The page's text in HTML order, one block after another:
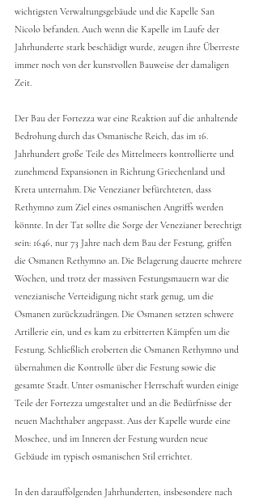
wichtigsten Verwaltungsgebäude und die Kapelle San
Nicolo befanden. Auch wenn die Kapelle im Laufe der
Jahrhunderte stark beschädigt wurde, zeugen ihre Überreste
immer noch von der kunstvollen Bauweise der damaligen
Zeit.
Der Bau der Fortezza war eine Reaktion auf die anhaltende
Bedrohung durch das Osmanische Reich, das im 16.
Jahrhundert große Teile des Mittelmeers kontrollierte und
zunehmend Expansionen in Richtung Griechenland und
Kreta unternahm. Die Venezianer befürchteten, dass
Rethymno zum Ziel eines osmanischen Angriffs werden
könnte. In der Tat sollte die Sorge der Venezianer berechtigt
sein: 1646, nur 73 Jahre nach dem Bau der Festung, griffen
die Osmanen Rethymno an. Die Belagerung dauerte mehrere
Wochen, und trotz der massiven Festungsmauern war die
venezianische Verteidigung nicht stark genug, um die
Osmanen zurückzudrängen. Die Osmanen setzten schwere
Artillerie ein, und es kam zu erbitterten Kämpfen um die
Festung. Schließlich eroberten die Osmanen Rethymno und
übernahmen die Kontrolle über die Festung sowie die
gesamte Stadt. Unter osmanischer Herrschaft wurden einige
Teile der Fortezza umgestaltet und an die Bedürfnisse der
neuen Machthaber angepasst. Aus der Kapelle wurde eine
Moschee, und im Inneren der Festung wurden neue
Gebäude im typisch osmanischen Stil errichtet.
In den darauffolgenden Jahrhunderten, insbesondere nach